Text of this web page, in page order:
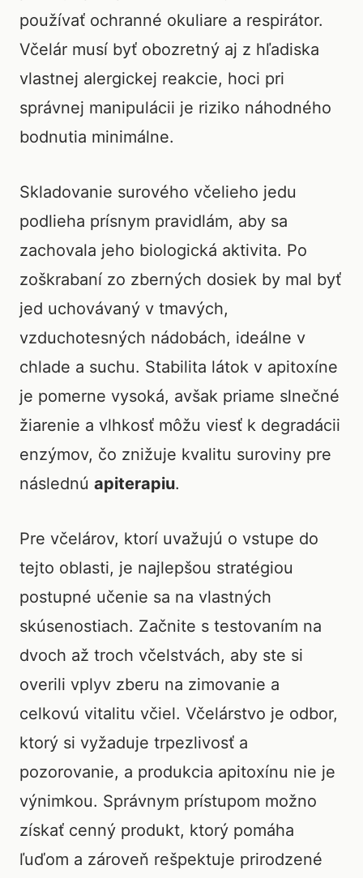
používať ochranné okuliare a respirátor.
Včelár musí byť obozretný aj z hľadiska
vlastnej alergickej reakcie, hoci pri
správnej manipulácii je riziko náhodného
bodnutia minimálne.
Skladovanie surového včelieho jedu
podlieha prísnym pravidlám, aby sa
zachovala jeho biologická aktivita. Po
zoškrabaní zo zberných dosiek by mal byť
jed uchovávaný v tmavých,
vzduchotesných nádobách, ideálne v
chlade a suchu. Stabilita látok v apitoxíne
je pomerne vysoká, avšak priame slnečné
žiarenie a vlhkosť môžu viesť k degradácii
enzýmov, čo znižuje kvalitu suroviny pre
následnú apiterapiu.
Pre včelárov, ktorí uvažujú o vstupe do
tejto oblasti, je najlepšou stratégiou
postupné učenie sa na vlastných
skúsenostiach. Začnite s testovaním na
dvoch až troch včelstvách, aby ste si
overili vplyv zberu na zimovanie a
celkovú vitalitu včiel. Včelárstvo je odbor,
ktorý si vyžaduje trpezlivosť a
pozorovanie, a produkcia apitoxínu nie je
výnimkou. Správnym prístupom možno
získať cenný produkt, ktorý pomáha
ľuďom a zároveň rešpektuje prirodzené